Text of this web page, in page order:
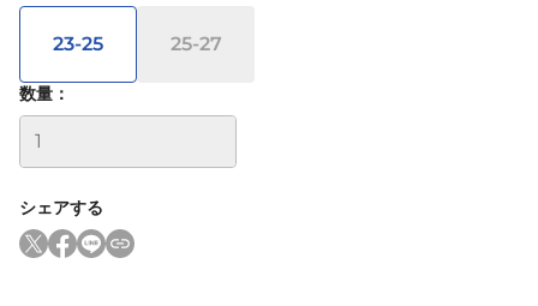
23-25 25-27
数量：
シェアする